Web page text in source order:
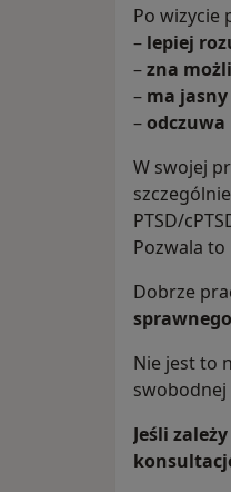
Po wizycie
– lepiej
–zna
– ma
–
W swojej
PTSD/
Pozwala to
Dobrze
Nie jest to
Jeśli